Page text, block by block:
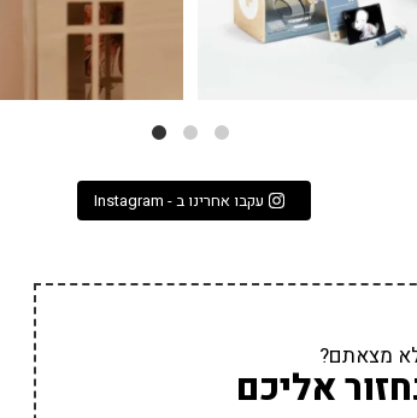
עקבו אחרינו ב - Instagram
מצאתם?
אליכם